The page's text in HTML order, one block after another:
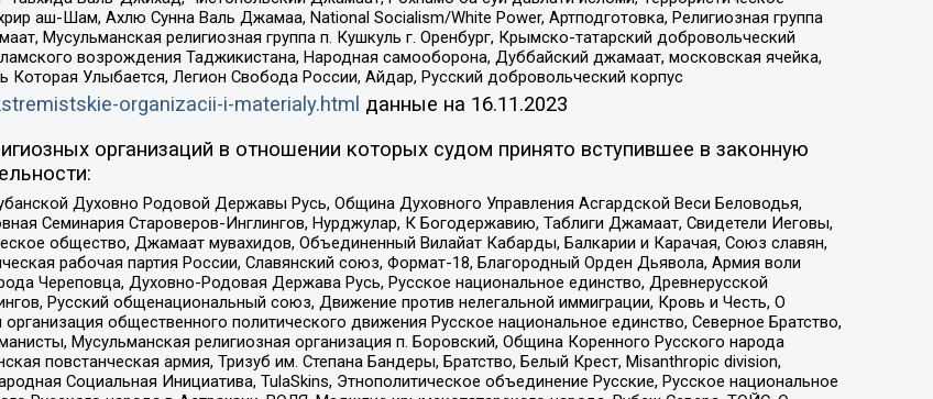
аш-Шам, Ахлю Сунна Валь Джамаа, National Socialism/White Power, Артподготовка, Религиозная группа
Мусульманская религиозная группа п. Кушкуль г. Оренбург, Крымско-татарский добровольческий
возрождения Таджикистана, Народная самооборона, Дуббайский джамаат, московская ячейка,
Улыбается, Легион Свобода России, Айдар, Русский добровольческий корпус
organizacii-i-materialy.html данные на 16.11.2023
организаций в отношении которых судом принято вступившее в законную
Духовно Родовой Державы Русь, Община Духовного Управления Асгардской Веси Беловодья,
Семинария Староверов-Инглингов, Нурджулар, К Богодержавию, Таблиги Джамаат, Свидетели Иеговы,
общество, Джамаат мувахидов, Объединенный Вилайат Кабарды, Балкарии и Карачая, Союз славян,
рабочая партия России, Славянский союз, Формат-18, Благородный Орден Дьявола, Армия воли
Череповца, Духовно-Родовая Держава Русь, Русское национальное единство, Древнерусской
Русский общенациональный союз, Движение против нелегальной иммиграции, Кровь и Честь, О
общественного политического движения Русское национальное единство, Северное Братство,
Мусульманская религиозная организация п. Боровский, Община Коренного Русского народа
повстанческая армия, Тризуб им. Степана Бандеры, Братство, Белый Крест, Misanthropic division,
Социальная Инициатива, TulaSkins, Этнополитическое объединение Русские, Русское национальное